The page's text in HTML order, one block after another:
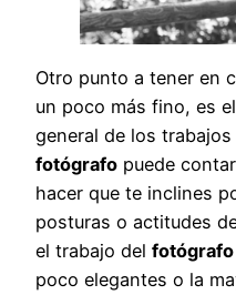
Otro punto a tener en
un poco más fino, es el
general de los
fotógrafo puede
hacer que te inclines
posturas o actitudes
el trabajo del fotógrafo
poco elegantes o la